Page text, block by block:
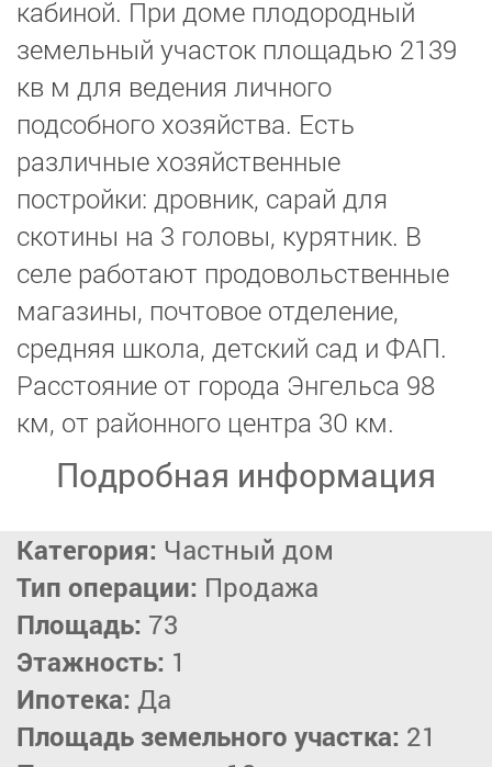
кабиной. При доме плодородный
земельный участок площадью 2139
кв м для ведения личного
подсобного хозяйства. Есть
различные хозяйственные
постройки: дровник, сарай для
скотины на 3 головы, курятник. В
селе работают продовольственные
магазины, почтовое отделение,
средняя школа, детский сад и ФАП.
Расстояние от города Энгельса 98
км, от районного центра 30 км.
Подробная информация
Категория: Частный дом
Тип операции: Продажа
Площадь: 73
Этажность: 1
Ипотека: Да
Площадь земельного участка: 21